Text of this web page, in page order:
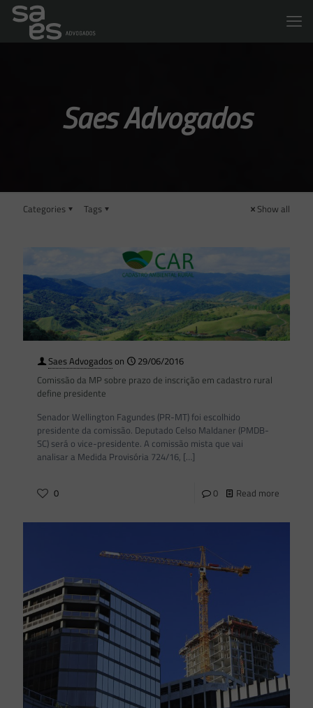
Saes Advogados
Categories Tags Show all
Saes Advogadoson
29/06/2016
Comissão da MP sobre prazo de inscrição em cadastro rural
define presidente
Senador Wellington Fagundes (PR-MT) foi escolhido
presidente da comissão. Deputado Celso Maldaner (PMDB-
SC) será o vice-presidente. A comissão mista que vai
analisar a Medida Provisória 724/16, […]
0 0 Read more